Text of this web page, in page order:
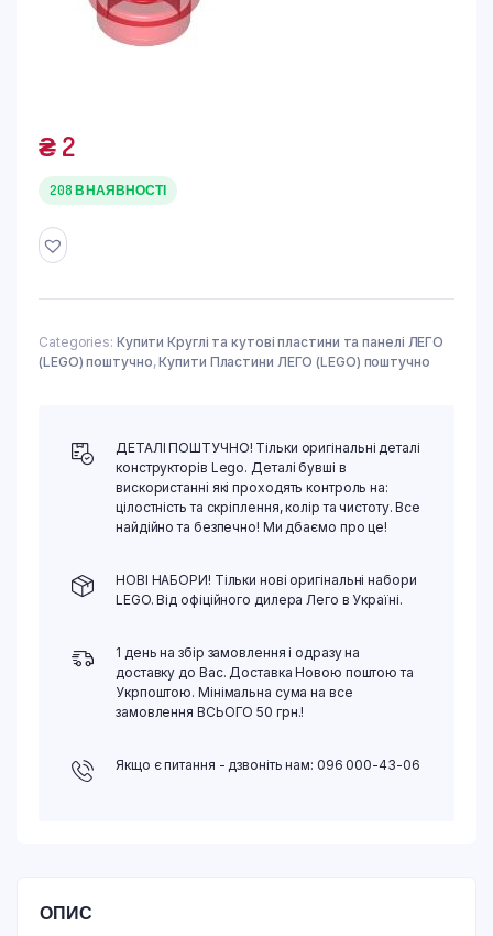
₴2
208 В НАЯВНОСТІ
Categories: Купити Круглі та кутові пластини та панелі ЛЕГО
(LEGO) поштучно,Купити Пластини ЛЕГО (LEGO) поштучно
ДЕТАЛІ ПОШТУЧНО! Тільки оригінальні деталі
конструкторів Lego. Деталі бувші в
вискористанні які проходять контроль на:
цілостність та скріплення, колір та чистоту. Все
найдійно та безпечно! Ми дбаємо про це!
НОВІ НАБОРИ! Тільки нові оригінальні набори
LEGO. Від офіційного дилера Лего в Україні.
1 день на збір замовлення і одразу на
доставку до Вас. Доставка Новою поштою та
Укрпоштою. Мінімальна сума на все
замовлення ВСЬОГО 50 грн.!
Якщо є питання - дзвоніть нам: 096 000-43-06
ОПИС